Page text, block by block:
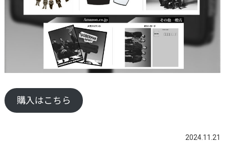
購入はこちら
2024.11.21